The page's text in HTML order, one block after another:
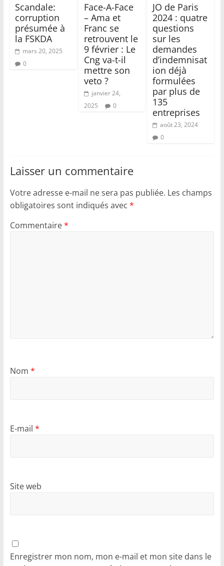
Scandale:
corruption
présumée à
la FSKDA
mars 20, 2025
0
Face-A-Face
– Ama et
Franc se
retrouvent le
9 février : Le
Cng va-t-il
mettre son
veto ?
janvier 24,
2025
0
JO de Paris
2024 : quatre
questions
sur les
demandes
d’indemnisat
ion déjà
formulées
par plus de
135
entreprises
août 23, 2024
0
Laisser un commentaire
Votre adresse e-mail ne sera pas publiée. Les champs
obligatoires sont indiqués avec *
Commentaire*
Nom *
E-mail *
Site web
Enregistrer mon nom, mon e-mail et mon site dans le